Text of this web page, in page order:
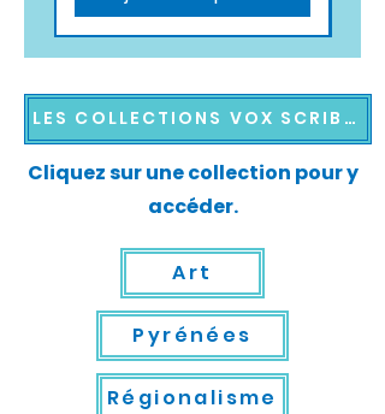
LES COLLECTIONS VOX SCRIBA®
Cliquez sur une collection pour y
accéder.
Art
Pyrénées
Régionalisme